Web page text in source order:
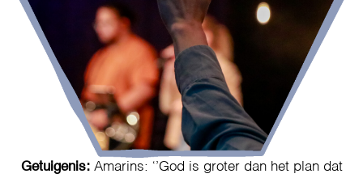
Getuigenis: Amarins: ‘’God is groter dan het plan dat